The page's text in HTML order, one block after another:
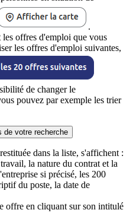
.
offres d'emploi que vous
les offres d'emploi suivantes,
de changer le
pouvez par exemple les trier
de votre recherche
dans la liste, s'affichent :
la nature du contrat et la
si précisé, les 200
du poste, la date de
offre en cliquant sur son intitulé